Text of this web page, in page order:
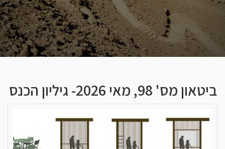
ביטאון מס' 98, מאי 2026- גיליון הכנס